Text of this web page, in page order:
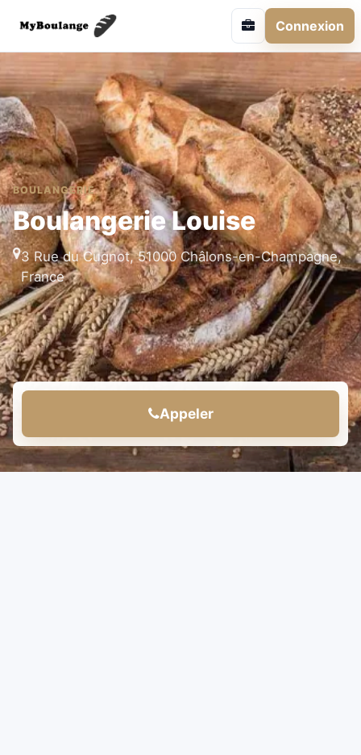
Connexion
BOULANGERIE
Boulangerie Louise
3 Rue du Cugnot, 51000 Châlons-en-Champagne,
France
Appeler